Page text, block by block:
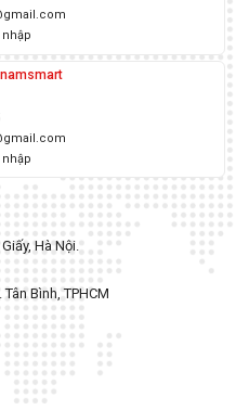
Hà Nội.
Bình, TPHCM